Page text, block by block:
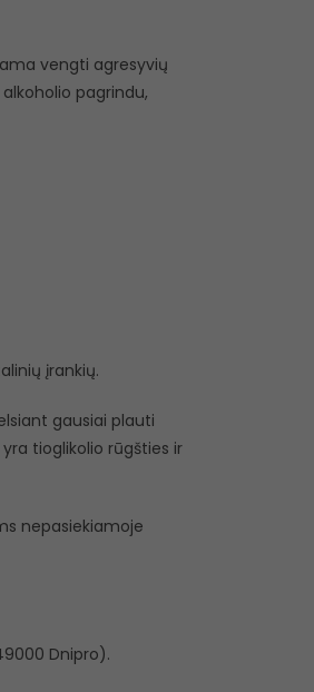
vengti agresyvių
pagrindu,
įrankių.
gausiai plauti
tioglikolio rūgšties ir
nepasiekiamoje
Dnipro).